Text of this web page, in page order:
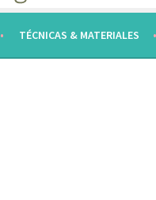
TÉCNICAS & MATERIALES